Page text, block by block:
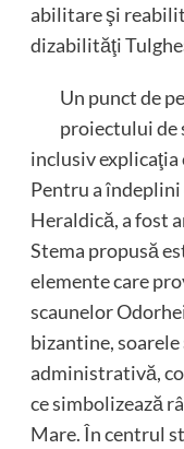
abilitare şi
dizabilităţi
Un punct de
proiectului de
inclusiv
Pentru a
Heraldică, a fost
Stema propusă
elemente care
scaunelor
bizantine,
administrativă,
ce simbolizează
Mare. În centrul